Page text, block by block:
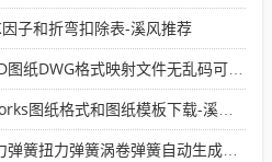
子和折弯扣除表-溪风推荐
格式映射文件无乱码可分层-溪风亲测推荐
纸格式和图纸模板下载-溪风专用版
力弹簧涡卷弹簧自动生成宏程序下载